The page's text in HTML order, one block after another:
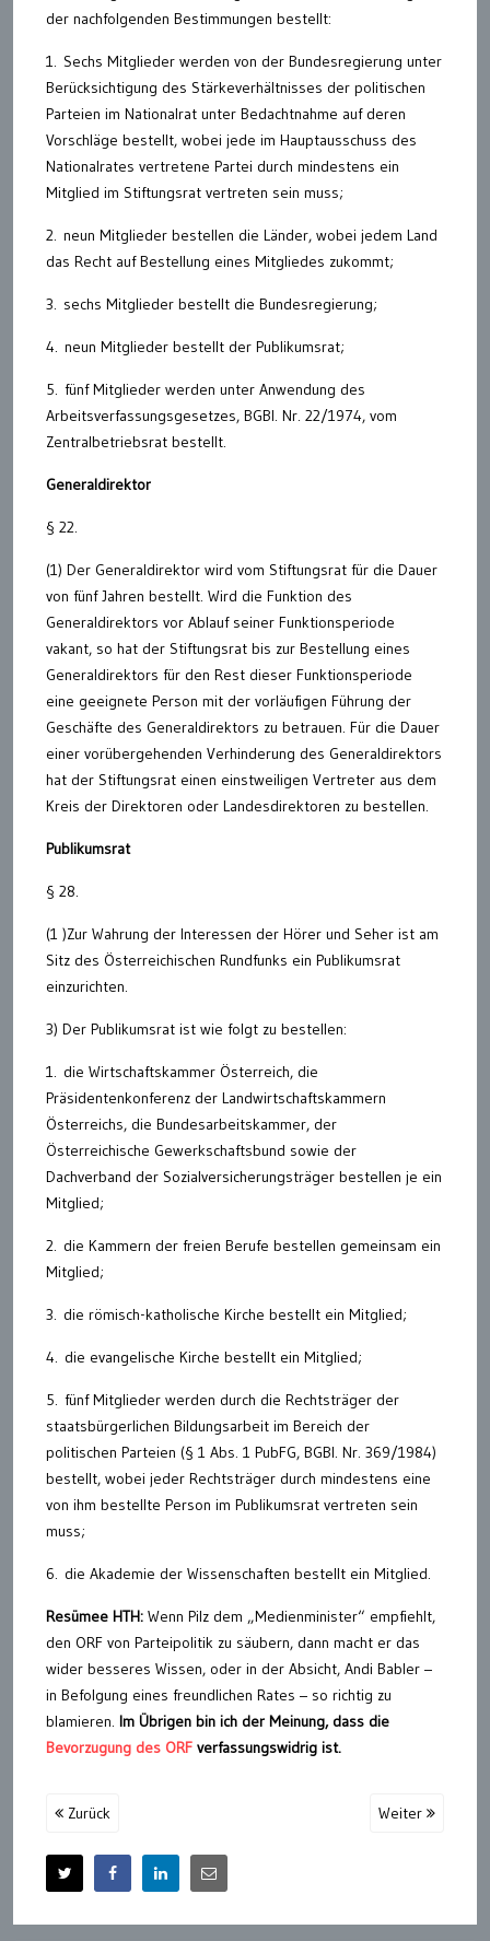
der nachfolgenden Bestimmungen bestellt:
1. Sechs Mitglieder werden von der Bundesregierung unter
Berücksichtigung des Stärkeverhältnisses der politischen
Parteien im Nationalrat unter Bedachtnahme auf deren
Vorschläge bestellt, wobei jede im Hauptausschuss des
Nationalrates vertretene Partei durch mindestens ein
Mitglied im Stiftungsrat vertreten sein muss;
2. neun Mitglieder bestellen die Länder, wobei jedem Land
das Recht auf Bestellung eines Mitgliedes zukommt;
3. sechs Mitglieder bestellt die Bundesregierung;
4. neun Mitglieder bestellt der Publikumsrat;
5. fünf Mitglieder werden unter Anwendung des
Arbeitsverfassungsgesetzes, BGBl. Nr. 22/1974, vom
Zentralbetriebsrat bestellt.
Generaldirektor
§ 22.
(1) Der Generaldirektor wird vom Stiftungsrat für die Dauer
von fünf Jahren bestellt. Wird die Funktion des
Generaldirektors vor Ablauf seiner Funktionsperiode
vakant, so hat der Stiftungsrat bis zur Bestellung eines
Generaldirektors für den Rest dieser Funktionsperiode
eine geeignete Person mit der vorläufigen Führung der
Geschäfte des Generaldirektors zu betrauen. Für die Dauer
einer vorübergehenden Verhinderung des Generaldirektors
hat der Stiftungsrat einen einstweiligen Vertreter aus dem
Kreis der Direktoren oder Landesdirektoren zu bestellen.
Publikumsrat
§ 28.
(1 )Zur Wahrung der Interessen der Hörer und Seher ist am
Sitz des Österreichischen Rundfunks ein Publikumsrat
einzurichten.
3) Der Publikumsrat ist wie folgt zu bestellen:
1. die Wirtschaftskammer Österreich, die
Präsidentenkonferenz der Landwirtschaftskammern
Österreichs, die Bundesarbeitskammer, der
Österreichische Gewerkschaftsbund sowie der
Dachverband der Sozialversicherungsträger bestellen je ein
Mitglied;
2. die Kammern der freien Berufe bestellen gemeinsam ein
Mitglied;
3. die römisch-katholische Kirche bestellt ein Mitglied;
4. die evangelische Kirche bestellt ein Mitglied;
5. fünf Mitglieder werden durch die Rechtsträger der
staatsbürgerlichen Bildungsarbeit im Bereich der
politischen Parteien (§ 1 Abs. 1 PubFG, BGBl. Nr. 369/1984)
bestellt, wobei jeder Rechtsträger durch mindestens eine
von ihm bestellte Person im Publikumsrat vertreten sein
muss;
6. die Akademie der Wissenschaften bestellt ein Mitglied.
Resümee HTH: Wenn Pilz dem „Medienminister“ empfiehlt,
den ORF von Parteipolitik zu säubern, dann macht er das
wider besseres Wissen, oder in der Absicht, Andi Babler –
in Befolgung eines freundlichen Rates – so richtig zu
blamieren. Im Übrigen bin ich der Meinung, dass die
Bevorzugung des ORF verfassungswidrig ist.
Zurück Weiter